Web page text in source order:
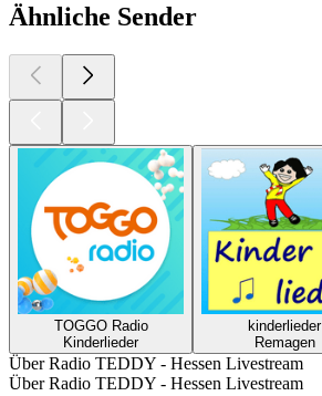
Ähnliche Sender
TOGGO Radio
Kinderlieder
kinderlieder
Remagen
Über Radio TEDDY - Hessen Livestream
Über Radio TEDDY - Hessen Livestream